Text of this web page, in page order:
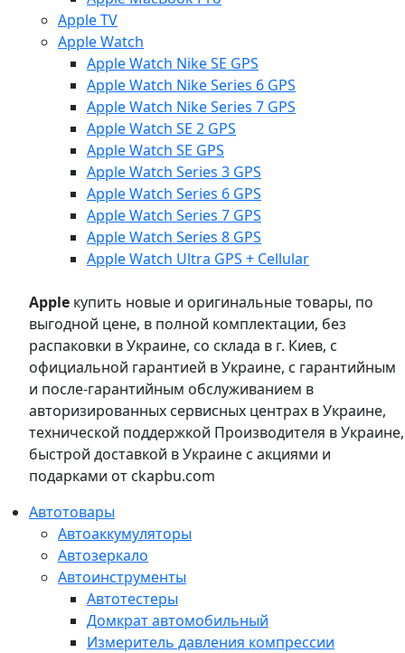
Apple TV
Apple Watch
Apple Watch Nike SE GPS
Apple Watch Nike Series 6 GPS
Apple Watch Nike Series 7 GPS
Apple Watch SE 2 GPS
Apple Watch SE GPS
Apple Watch Series 3 GPS
Apple Watch Series 6 GPS
Apple Watch Series 7 GPS
Apple Watch Series 8 GPS
Apple Watch Ultra GPS + Cellular
Apple купить новые и оригинальные товары, по
выгодной цене, в полной комплектации, без
распаковки в Украине, со склада в г. Киев, с
официальной гарантией в Украине, с гарантийным
и после-гарантийным обслуживанием в
авторизированных сервисных центрах в Украине,
технической поддержкой Производителя в Украине,
быстрой доставкой в Украине с акциями и
подарками от ckapbu.com
Автотовары
Автоаккумуляторы
Автозеркало
Автоинструменты
Автотестеры
Домкрат автомобильный
Измеритель давления компрессии